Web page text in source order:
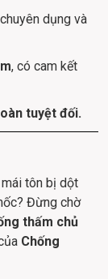
dụng và
, có cam kết
tuyệt đối.
tôn bị dột
Đừng chờ
thấm chủ
Chống